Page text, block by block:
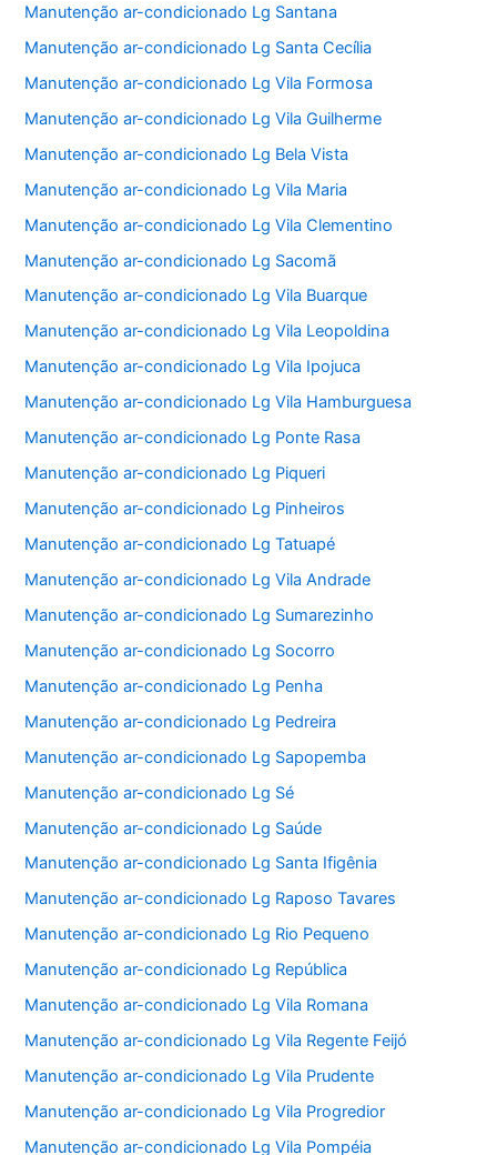
Manutenção ar-condicionado Lg Santana
Manutenção ar-condicionado Lg Santa Cecília
Manutenção ar-condicionado Lg Vila Formosa
Manutenção ar-condicionado Lg Vila Guilherme
Manutenção ar-condicionado Lg Bela Vista
Manutenção ar-condicionado Lg Vila Maria
Manutenção ar-condicionado Lg Vila Clementino
Manutenção ar-condicionado Lg Sacomã
Manutenção ar-condicionado Lg Vila Buarque
Manutenção ar-condicionado Lg Vila Leopoldina
Manutenção ar-condicionado Lg Vila Ipojuca
Manutenção ar-condicionado Lg Vila Hamburguesa
Manutenção ar-condicionado Lg Ponte Rasa
Manutenção ar-condicionado Lg Piqueri
Manutenção ar-condicionado Lg Pinheiros
Manutenção ar-condicionado Lg Tatuapé
Manutenção ar-condicionado Lg Vila Andrade
Manutenção ar-condicionado Lg Sumarezinho
Manutenção ar-condicionado Lg Socorro
Manutenção ar-condicionado Lg Penha
Manutenção ar-condicionado Lg Pedreira
Manutenção ar-condicionado Lg Sapopemba
Manutenção ar-condicionado Lg Sé
Manutenção ar-condicionado Lg Saúde
Manutenção ar-condicionado Lg Santa Ifigênia
Manutenção ar-condicionado Lg Raposo Tavares
Manutenção ar-condicionado Lg Rio Pequeno
Manutenção ar-condicionado Lg República
Manutenção ar-condicionado Lg Vila Romana
Manutenção ar-condicionado Lg Vila Regente Feijó
Manutenção ar-condicionado Lg Vila Prudente
Manutenção ar-condicionado Lg Vila Progredior
Manutenção ar-condicionado Lg Vila Pompéia